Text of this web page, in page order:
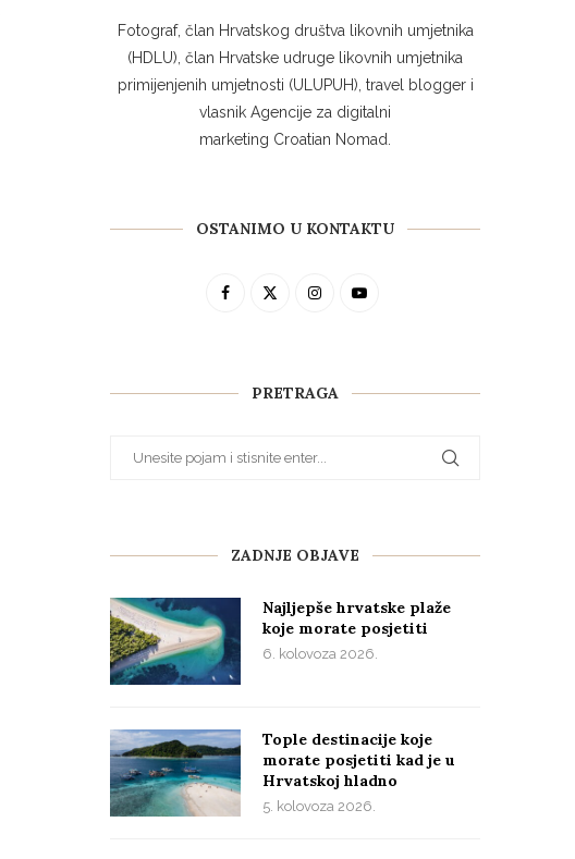
Fotograf, član Hrvatskog društva likovnih umjetnika
(HDLU), član Hrvatske udruge likovnih umjetnika
primijenjenih umjetnosti (ULUPUH), travel blogger i
vlasnik Agencije za digitalni
marketing Croatian Nomad.
OSTANIMO U KONTAKTU
PRETRAGA
ZADNJE OBJAVE
Najljepše hrvatske plaže
koje morate posjetiti
6. kolovoza 2026.
Tople destinacije koje
morate posjetiti kad je u
Hrvatskoj hladno
5. kolovoza 2026.